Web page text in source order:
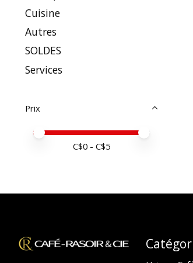
Cuisine
Autres
SOLDES
Services
Prix
Prix minimum
Price maximum value
C$0 - C$5